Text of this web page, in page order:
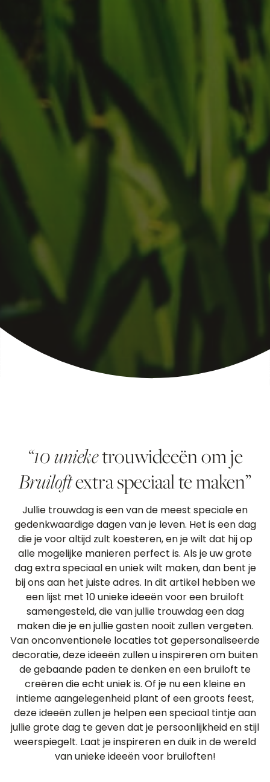
“10 unieketrouwideeën om je
Bruiloftextra speciaal te maken”
Jullie trouwdag is een van de meest speciale en
gedenkwaardige dagen van je leven. Het is een dag
die je voor altijd zult koesteren, en je wilt dat hij op
alle mogelijke manieren perfect is. Als je uw grote
dag extra speciaal en uniek wilt maken, dan bent je
bij ons aan het juiste adres. In dit artikel hebben we
een lijst met 10 unieke ideeën voor een bruiloft
samengesteld, die van jullie trouwdag een dag
maken die je en jullie gasten nooit zullen vergeten.
Van onconventionele locaties tot gepersonaliseerde
decoratie, deze ideeën zullen u inspireren om buiten
de gebaande paden te denken en een bruiloft te
creëren die echt uniek is. Of je nu een kleine en
intieme aangelegenheid plant of een groots feest,
deze ideeën zullen je helpen een speciaal tintje aan
jullie grote dag te geven dat je persoonlijkheid en stijl
weerspiegelt. Laat je inspireren en duik in de wereld
van unieke ideeën voor bruiloften!